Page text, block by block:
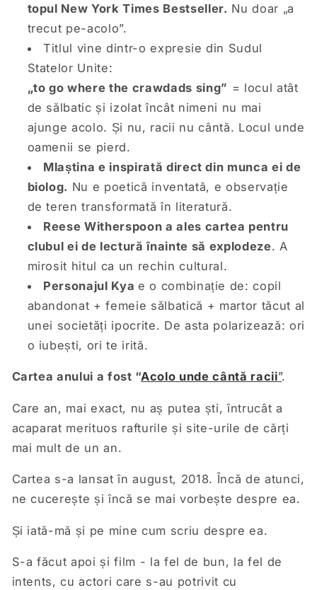
topul New York Times Bestseller. Nu doar „a
trecut pe-acolo”.
Titlul vine dintr-o expresie din Sudul
Statelor Unite:
„to go where the crawdads sing” = locul atât
de sălbatic și izolat încât nimeni nu mai
ajunge acolo. Și nu, racii nu cântă. Locul unde
oamenii se pierd.
Mlaștina e inspirată direct din munca ei de
biolog. Nu e poetică inventată, e observație
de teren transformată în literatură.
Reese Witherspoon a ales cartea pentru
clubul ei de lectură înainte să explodeze. A
mirosit hitul ca un rechin cultural.
Personajul Kya e o combinație de: copil
abandonat + femeie sălbatică + martor tăcut al
unei societăți ipocrite. De asta polarizează: ori
o iubești, ori te irită.
Cartea anului a fost “Acolo unde cântă racii”.
Care an, mai exact, nu aș putea ști, întrucât a
acaparat merituos rafturile și site-urile de cărți
mai mult de un an.
Cartea s-a lansat în august, 2018. Încă de atunci,
ne cucerește și încă se mai vorbește despre ea.
Și iată-mă și pe mine cum scriu despre ea.
S-a făcut apoi și film - la fel de bun, la fel de
intents, cu actori care s-au potrivit cu